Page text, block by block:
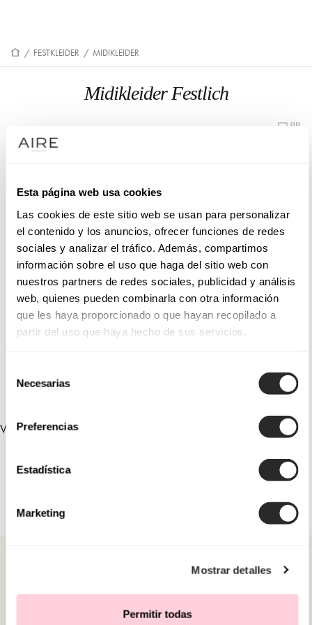
Esta página web usa cookies
Las cookies de este sitio web se usan para personalizar
el contenido y los anuncios, ofrecer funciones de redes
sociales y analizar el tráfico. Además, compartimos
información sobre el uso que haga del sitio web con
nuestros partners de redes sociales, publicidad y análisis
web, quienes pueden combinarla con otra información
que les haya proporcionado o que hayan recopilado a
partir del uso que haya hecho de sus servicios.
Necesarias
Preferencias
Estadística
Marketing
Mostrar detalles
Permitir todas
/ FESTKLEIDER / MIDIKLEIDER
Midikleider Festlich
VERLINKTE SAMMLUNGEN